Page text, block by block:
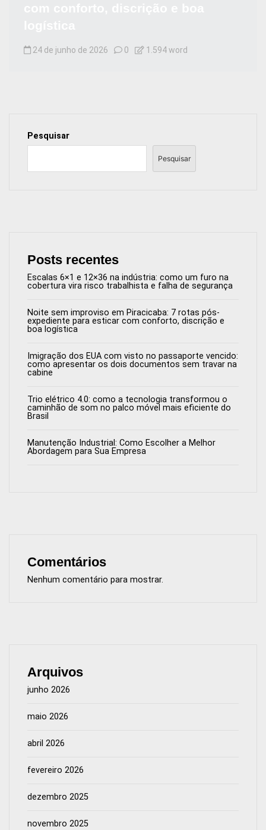
24 de junho de 2026 0 1.594 word
Pesquisar
Pesquisar
Posts recentes
Escalas 6×1 e 12×36 na indústria: como um furo na
cobertura vira risco trabalhista e falha de segurança
Noite sem improviso em Piracicaba: 7 rotas pós-
expediente para esticar com conforto, discrição e
boa logística
Imigração dos EUA com visto no passaporte vencido:
como apresentar os dois documentos sem travar na
cabine
Trio elétrico 4.0: como a tecnologia transformou o
caminhão de som no palco móvel mais eficiente do
Brasil
Manutenção Industrial: Como Escolher a Melhor
Abordagem para Sua Empresa
Comentários
Nenhum comentário para mostrar.
Arquivos
junho 2026
maio 2026
abril 2026
fevereiro 2026
dezembro 2025
novembro 2025